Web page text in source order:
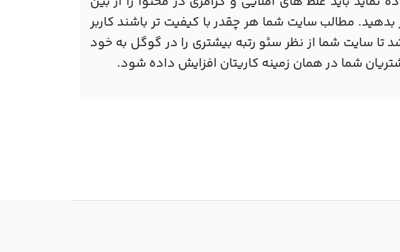
مطالب سایت شما هر چقدر با کیفیت تر باشند کاربر
سایت شما از نظر سئو رتبه بیشتری را در گوگل به خود
شما در همان زمینه کاریتان افزایش داده شود.